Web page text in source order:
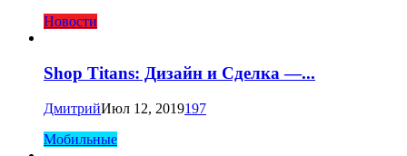
Новости
Shop Titans: Дизайн и Сделка —...
ДмитрийИюл 12, 2019197
Мобильные